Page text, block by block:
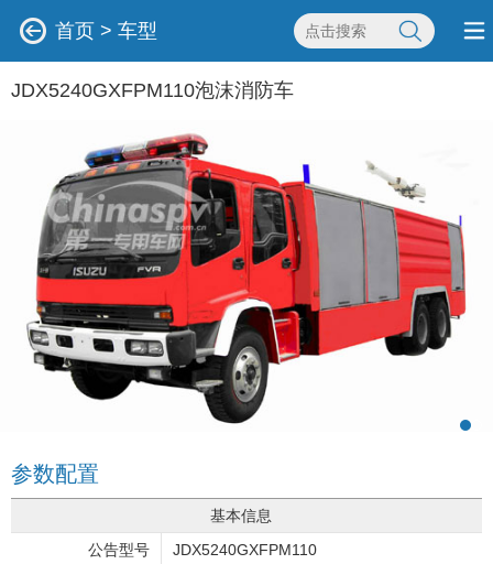
首页 > 车型
JDX5240GXFPM110泡沫消防车
参数配置
基本信息
公告型号
JDX5240GXFPM110